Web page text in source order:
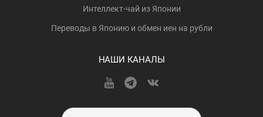
Интеллект-чай из Японии
Переводы в Японию и обмен иен на рубли
НАШИ КАНАЛЫ